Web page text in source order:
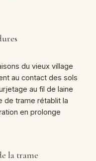
du vieux village
au contact des sols
au fil de laine
de trame rétablit la
en prolonge
la trame